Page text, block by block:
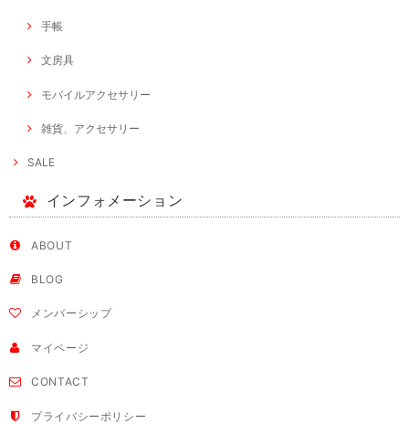
手帳
文房具
モバイルアクセサリー
雑貨、アクセサリー
SALE
インフォメーション
ABOUT
BLOG
メンバーシップ
マイページ
CONTACT
プライバシーポリシー